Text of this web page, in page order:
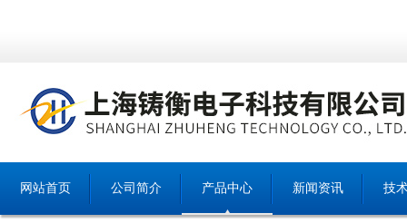
网站首页 公司简介 产品中心 新闻资讯 技